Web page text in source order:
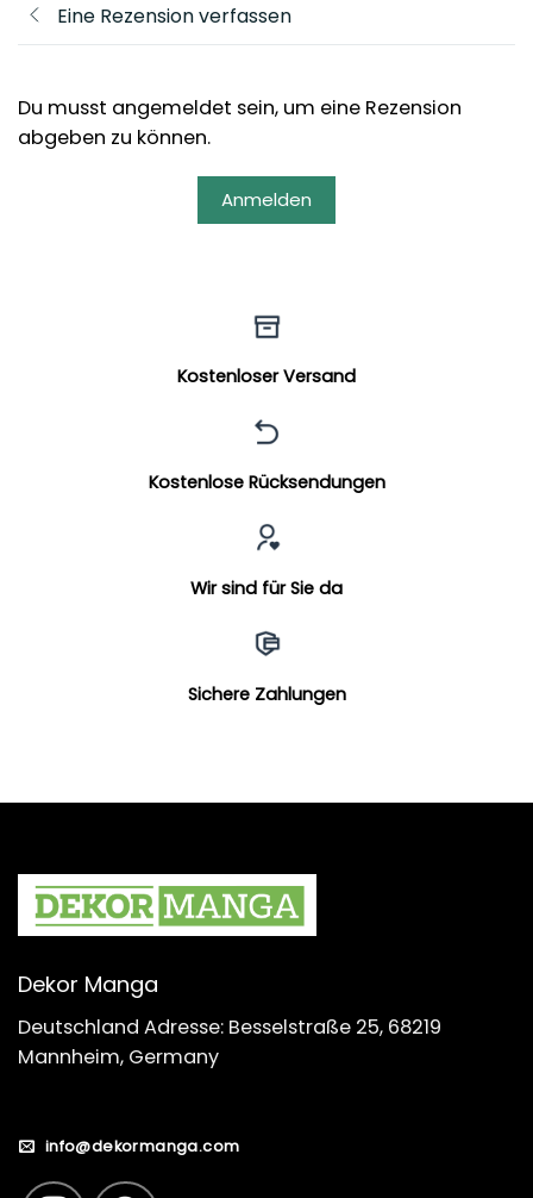
Eine Rezension verfassen
Du musst angemeldet sein, um eine Rezension
abgeben zu können.
Anmelden
Kostenloser Versand
Kostenlose Rücksendungen
Wir sind für Sie da
Sichere Zahlungen
Dekor Manga
Deutschland Adresse: Besselstraße 25, 68219
Mannheim, Germany
info@dekormanga.com